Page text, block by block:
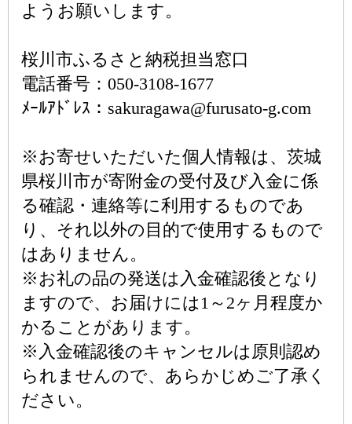
ようお願いします。
桜川市ふるさと納税担当窓口
電話番号：050-3108-1677
ﾒｰﾙｱﾄﾞﾚｽ：sakuragawa@furusato-g.com
※お寄せいただいた個人情報は、茨城
県桜川市が寄附金の受付及び入金に係
る確認・連絡等に利用するものであ
り、それ以外の目的で使用するもので
はありません。
※お礼の品の発送は入金確認後となり
ますので、お届けには1～2ヶ月程度か
かることがあります。
※入金確認後のキャンセルは原則認め
られませんので、あらかじめご了承く
ださい。